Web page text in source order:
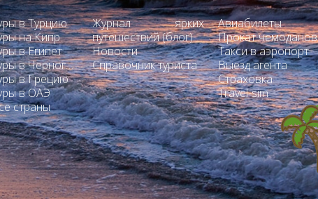
в Турцию
на Кипр
в Египет
Туры в Черногорию
в Грецию
в ОАЭ
страны
Журнал ярких
путешествий (блог)
Новости
Справочник туриста
Авиабилеты
Прокат чемоданов
Такси в аэропорт
Выезд агента
Страховка
Travel-sim